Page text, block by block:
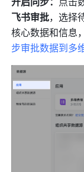
飞书审批，选择
核心数据和信息
步审批数据到多